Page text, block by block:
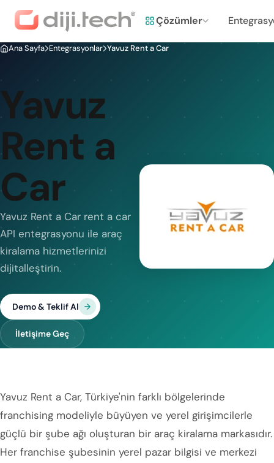
Çözümler
Ana Sayfa Entegrasyonlar Yavuz Rent a Car
Yavuz
Rent a
Car
Yavuz Rent a Car rent a car
API entegrasyonu ile araç
kiralama hizmetlerinizi
dijitalleştirin.
Demo & Teklif Al
İletişime Geç
Yavuz Rent a Car, Türkiye'nin farklı bölgelerinde
franchising modeliyle büyüyen ve yerel girişimcilerle
güçlü bir şube ağı oluşturan bir araç kiralama markasıdır.
Her franchise şubesinin yerel pazar bilgisi ve merkezi